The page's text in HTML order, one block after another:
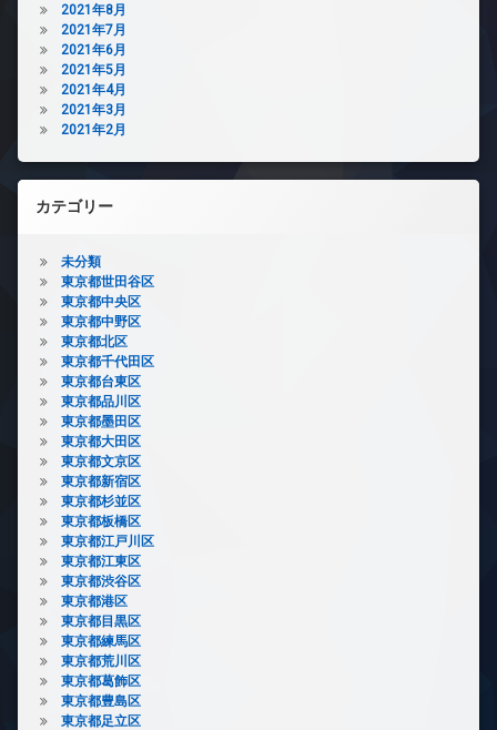
2021年8月
2021年7月
2021年6月
2021年5月
2021年4月
2021年3月
2021年2月
カテゴリー
未分類
東京都世田谷区
東京都中央区
東京都中野区
東京都北区
東京都千代田区
東京都台東区
東京都品川区
東京都墨田区
東京都大田区
東京都文京区
東京都新宿区
東京都杉並区
東京都板橋区
東京都江戸川区
東京都江東区
東京都渋谷区
東京都港区
東京都目黒区
東京都練馬区
東京都荒川区
東京都葛飾区
東京都豊島区
東京都足立区